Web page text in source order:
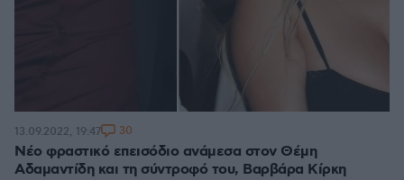
Νέο φραστικό επεισόδιο ανάμεσα στον Θέμη
Αδαμαντίδη και τη σύντροφό του, Βαρβάρα Κίρκη
13.09.2022, 19:47 30